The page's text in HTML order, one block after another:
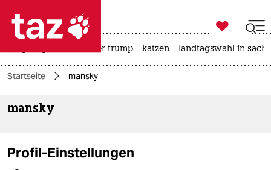
 taz zahl ich
themen

taz zahl ich
usa unter trump katzen landtagswahl in
Startseite mansky
mansky
Profil-Einstellungen